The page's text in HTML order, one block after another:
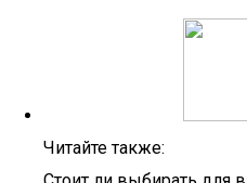
Читайте также: